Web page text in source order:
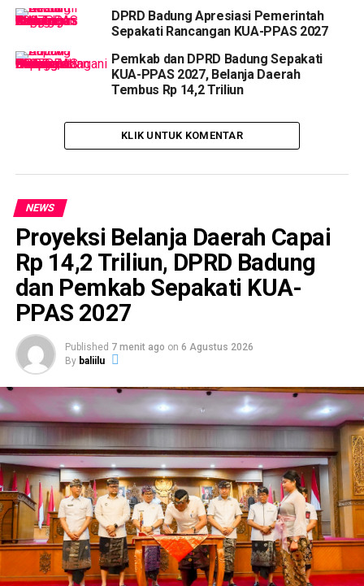
DPRD Badung Apresiasi Pemerintah
Sepakati Rancangan KUA-PPAS 2027
Pemkab dan DPRD Badung Sepakati
KUA-PPAS 2027, Belanja Daerah
Tembus Rp 14,2 Triliun
KLIK UNTUK KOMENTAR
NEWS
Proyeksi Belanja Daerah Capai
Rp 14,2 Triliun, DPRD Badung
dan Pemkab Sepakati KUA-
PPAS 2027
Published 7 menit ago on 6 Agustus 2026
By baliilu